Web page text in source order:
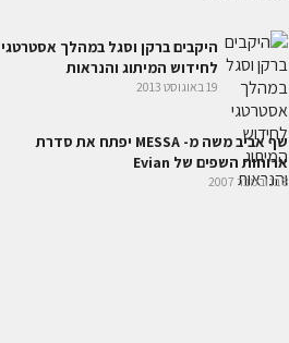
היקבים ברקן וסגל במהלך אסטרטגי
לחידוש המיתוג והנראות
19 באוגוסט 2013
שף אביב משה מ- MESSA יפתח את סדרת
ארוחות השפים של Evian
8 בנובמבר 2007